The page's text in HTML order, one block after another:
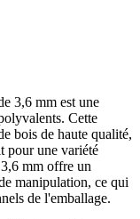
3,6 mm est une
Cette
bois de haute qualité,
pour une variété
mm offre un
manipulation, ce qui
de l'emballage.